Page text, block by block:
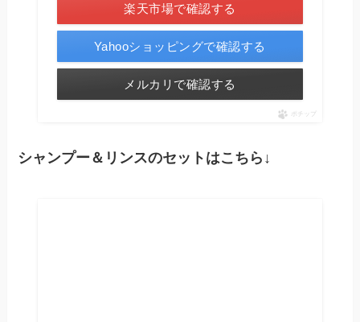
楽天市場で確認する
Yahooショッピングで確認する
メルカリで確認する
ポチップ
シャンプー＆リンスのセットはこちら↓